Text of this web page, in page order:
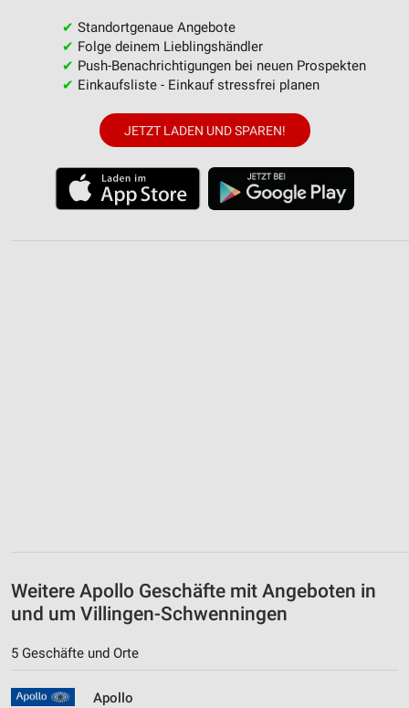
✔ Standortgenaue Angebote
✔ Folge deinem Lieblingshändler
✔ Push-Benachrichtigungen bei neuen Prospekten
✔ Einkaufsliste - Einkauf stressfrei planen
JETZT LADEN UND SPAREN!
Weitere Apollo Geschäfte mit Angeboten in
und um Villingen-Schwenningen
5 Geschäfte und Orte
Apollo